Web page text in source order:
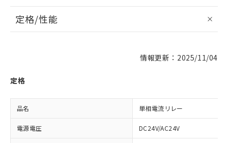
定格/性能
情報更新：2025/11/04
定格
品名 単相電流リレー
電源電圧 DC24V/AC24V